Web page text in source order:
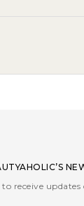
receive updates